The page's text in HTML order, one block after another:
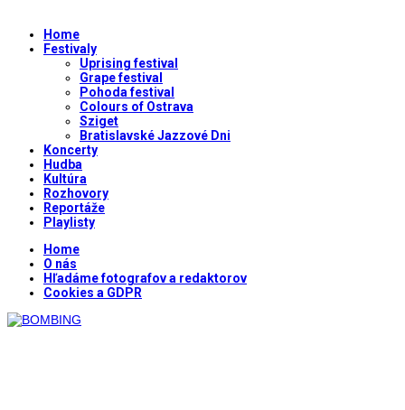
Home
Festivaly
Uprising festival
Grape festival
Pohoda festival
Colours of Ostrava
Sziget
Bratislavské Jazzové Dni
Koncerty
Hudba
Kultúra
Rozhovory
Reportáže
Playlisty
Home
O nás
Hľadáme fotografov a redaktorov
Cookies a GDPR